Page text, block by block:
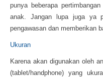
punya beberapa
anak. Jangan lupa juga ya
pengawasan dan memberikan
Ukuran
Karena akan digunakan oleh
(tablet/handphone) yang